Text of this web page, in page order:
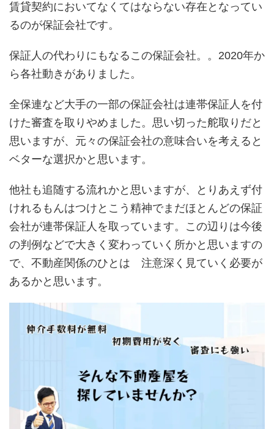
賃貸契約においてなくてはならない存在となってい
るのが保証会社です。
保証人の代わりにもなるこの保証会社。。2020年か
ら各社動きがありました。
全保連など大手の一部の保証会社は連帯保証人を付
けた審査を取りやめました。思い切った舵取りだと
思いますが、元々の保証会社の意味合いを考えると
ベターな選択かと思います。
他社も追随する流れかと思いますが、とりあえず付
けれるもんはつけとこう精神でまだほとんどの保証
会社が連帯保証人を取っています。この辺りは今後
の判例などで大きく変わっていく所かと思いますの
で、不動産関係のひとは 注意深く見ていく必要が
あるかと思います。